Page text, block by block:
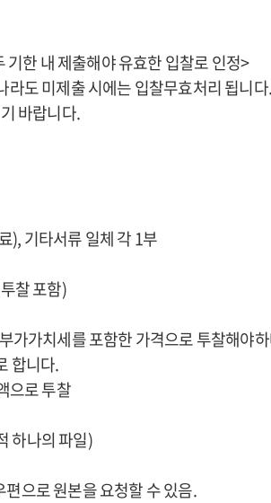
한 내 제출해야 유효한 입찰로 인정>
도 미제출 시에는 입찰무효처리 됩니
바랍니다.
), 기타서류 일체 각 1부
찰 포함)
가가치세를 포함한 가격으로 투찰해야
합니다.
으로 투찰
하나의 파일)
으로 원본을 요청할 수 있음.